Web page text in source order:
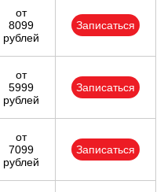
от
8099
рублей
Записаться
от
5999
рублей
Записаться
от
7099
рублей
Записаться